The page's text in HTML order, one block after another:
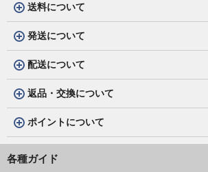
送料について
発送について
配送について
返品・交換について
ポイントについて
各種ガイド